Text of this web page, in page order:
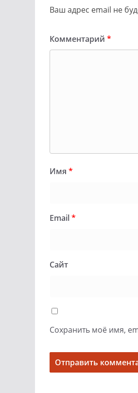
Ваш адрес email не
Комментарий *
Имя *
Email*
Сайт
Сохранить моё имя,